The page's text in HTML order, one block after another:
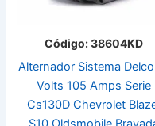
Código: 38604KD
Alternador Sistema
Volts 105 Amps Serie
Cs130D Chevrolet